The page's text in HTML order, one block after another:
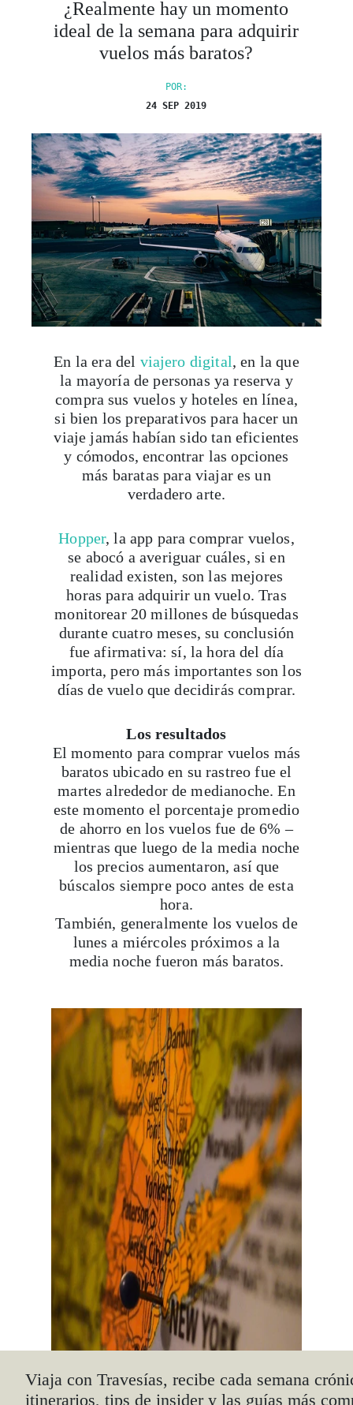
¿Realmente hay un momento
ideal de la semana para adquirir
vuelos más baratos?
POR:
24 SEP 2019
En la era del viajero digital, en la que
la mayoría de personas ya reserva y
compra sus vuelos y hoteles en línea,
si bien los preparativos para hacer un
viaje jamás habían sido tan eficientes
y cómodos, encontrar las opciones
más baratas para viajar es un
verdadero arte.
Hopper, la app para comprar vuelos,
se abocó a averiguar cuáles, si en
realidad existen, son las mejores
horas para adquirir un vuelo. Tras
monitorear 20 millones de búsquedas
durante cuatro meses, su conclusión
fue afirmativa: sí, la hora del día
importa, pero más importantes son los
días de vuelo que decidirás comprar.
Los resultados
El momento para comprar vuelos más
baratos ubicado en su rastreo fue el
martes alrededor de medianoche. En
este momento el porcentaje promedio
de ahorro en los vuelos fue de 6% –
mientras que luego de la media noche
los precios aumentaron, así que
búscalos siempre poco antes de esta
hora.
También, generalmente los vuelos de
lunes a miércoles próximos a la
media noche fueron más baratos.
Viaja con Travesías, recibe cada semana
itinerarios, tips de insider y las guías más